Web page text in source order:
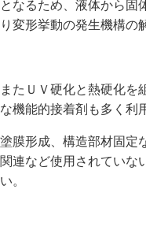
となるため、液体から固
り変形挙動の発生機構の
またＵＶ硬化と熱硬化を
な機能的接着剤も多く利
塗膜形成、構造部材固定
関連など使用されていな
い。